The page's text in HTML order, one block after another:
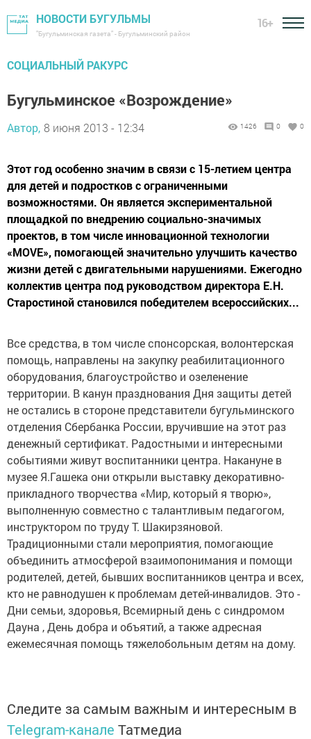
НОВОСТИ БУГУЛЬМЫ
"Бугульминская газета" - Бугульминский район
16+
СОЦИАЛЬНЫЙ РАКУРС
Бугульминское «Возрождение»
Автор, 8 июня 2013 - 12:34 1426 0 0
Этот год особенно значим в связи с 15-летием центра
для детей и подростков с ограниченными
возможностями. Он является экспериментальной
площадкой по внедрению социально-значимых
проектов, в том числе инновационной технологии
«МОVЕ», помогающей значительно улучшить качество
жизни детей с двигательными нарушениями. Ежегодно
коллектив центра под руководством директора Е.Н.
Старостиной становился победителем всероссийских...
Все средства, в том числе спонсорская, волонтерская
помощь, направлены на закупку реабилитационного
оборудования, благоустройство и озеленение
территории. В канун празднования Дня защиты детей
не остались в стороне представители бугульминского
отделения Сбербанка России, вручившие на этот раз
денежный сертификат. Радостными и интересными
событиями живут воспитанники центра. Накануне в
музее Я.Гашека они открыли выставку декоративно-
прикладного творчества «Мир, который я творю»,
выполненную совместно с талантливым педагогом,
инструктором по труду Т. Шакирзяновой.
Традиционными стали мероприятия, помогающие
объединить атмосферой взаимопонимания и помощи
родителей, детей, бывших воспитанников центра и всех,
кто не равнодушен к проблемам детей-инвалидов. Это -
Дни семьи, здоровья, Всемирный день с синдромом
Дауна , День добра и объятий, а также адресная
ежемесячная помощь тяжелобольным детям на дому.
Следите за самым важным и интересным в
Telegram-канале Татмедиа